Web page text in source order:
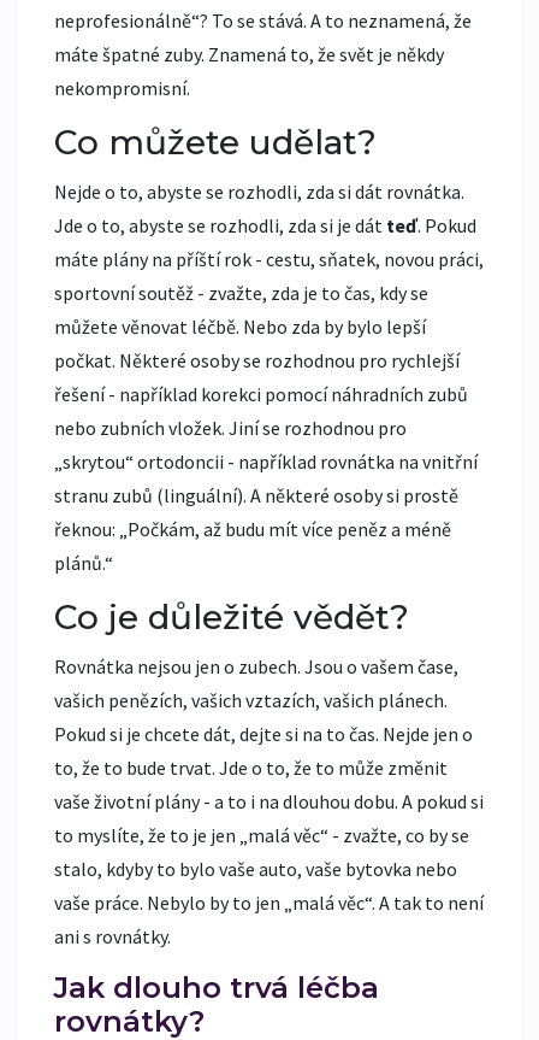
neprofesionálně“? To se stává. A to neznamená, že
máte špatné zuby. Znamená to, že svět je někdy
nekompromisní.
Co můžete udělat?
Nejde o to, abyste se rozhodli, zda si dát rovnátka.
Jde o to, abyste se rozhodli, zda si je dát teď. Pokud
máte plány na příští rok - cestu, sňatek, novou práci,
sportovní soutěž - zvažte, zda je to čas, kdy se
můžete věnovat léčbě. Nebo zda by bylo lepší
počkat. Některé osoby se rozhodnou pro rychlejší
řešení - například korekci pomocí náhradních zubů
nebo zubních vložek. Jiní se rozhodnou pro
„skrytou“ ortodoncii - například rovnátka na vnitřní
stranu zubů (linguální). A některé osoby si prostě
řeknou: „Počkám, až budu mít více peněz a méně
plánů.“
Co je důležité vědět?
Rovnátka nejsou jen o zubech. Jsou o vašem čase,
vašich penězích, vašich vztazích, vašich plánech.
Pokud si je chcete dát, dejte si na to čas. Nejde jen o
to, že to bude trvat. Jde o to, že to může změnit
vaše životní plány - a to i na dlouhou dobu. A pokud si
to myslíte, že to je jen „malá věc“ - zvažte, co by se
stalo, kdyby to bylo vaše auto, vaše bytovka nebo
vaše práce. Nebylo by to jen „malá věc“. A tak to není
ani s rovnátky.
Jak dlouho trvá léčba
rovnátky?